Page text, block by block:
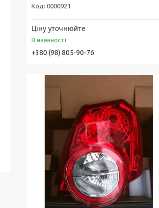
0000921
Ціну уточнюйте
В наявності
+380 (98) 805-90-76